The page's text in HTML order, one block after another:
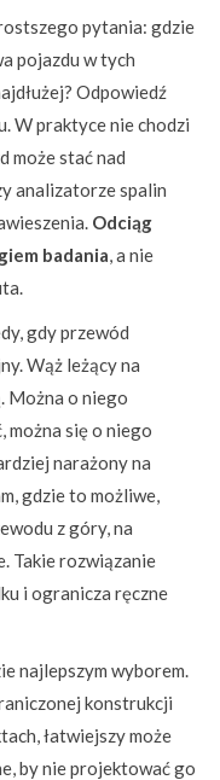
pytania: gdzie
pojazdu w tych
Odpowiedź
W praktyce nie chodzi
może stać nad
analizatorze spalin
Odciąg
badania , a nie
gdy przewód
Wąż leżący na
Można o niego
można się o niego
narażony na
gdzie to możliwe,
z góry, na
Takie rozwiązanie
i ogranicza ręczne
najlepszym wyborem.
konstrukcji
łatwiejszy może
by nie projektować go